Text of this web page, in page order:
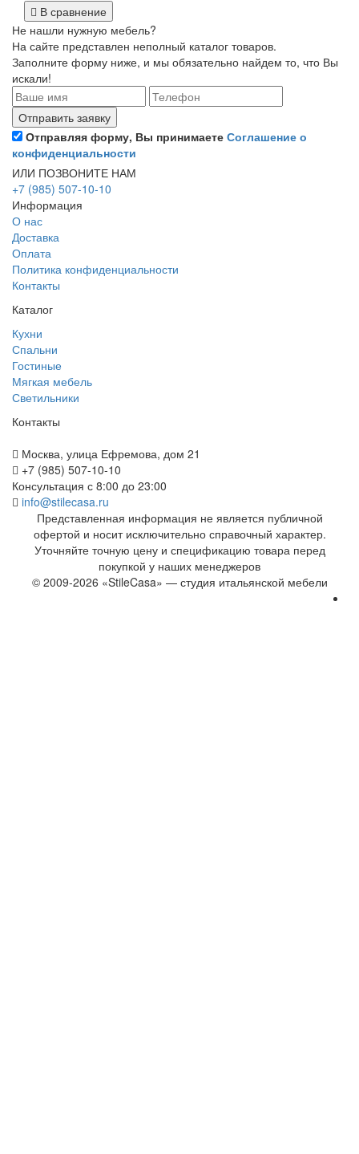
В сравнение
Не нашли нужную мебель?
На сайте представлен неполный каталог товаров.
Заполните форму ниже, и мы обязательно найдем то, что Вы
искали!
Отправляя форму, Вы принимаете Соглашение о
конфиденциальности
ИЛИ ПОЗВОНИТЕ НАМ
+7 (985) 507-10-10
Информация
О нас
Доставка
Оплата
Политика конфиденциальности
Контакты
Каталог
Кухни
Спальни
Гостиные
Мягкая мебель
Светильники
Контакты
Москва, улица Ефремова, дом 21
+7 (985) 507-10-10
Консультация с 8:00 до 23:00
info@stilecasa.ru
Представленная информация не является публичной
офертой и носит исключительно справочный характер.
Уточняйте точную цену и спецификацию товара перед
покупкой у наших менеджеров
© 2009-2026 «StileCasa» — студия итальянской мебели